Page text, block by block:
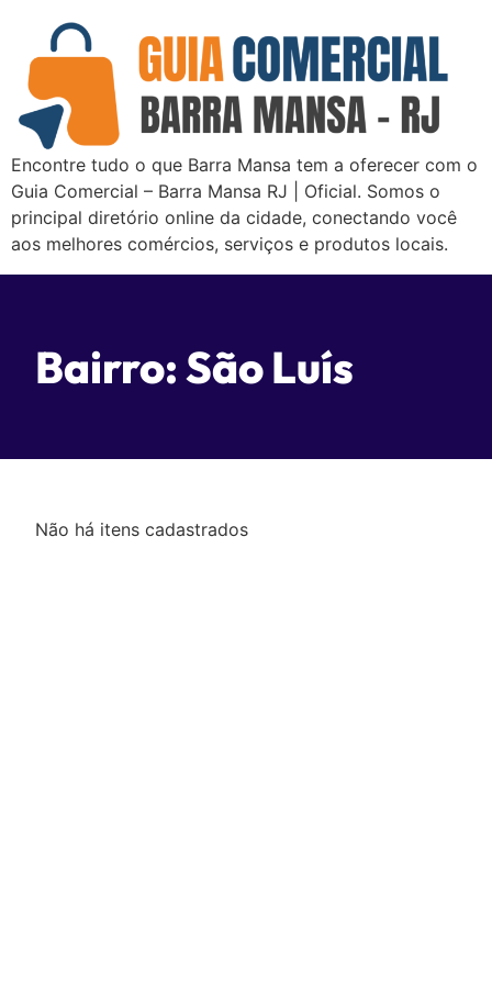
Encontre tudo o que Barra Mansa tem a oferecer com o
Guia Comercial – Barra Mansa RJ | Oficial. Somos o
principal diretório online da cidade, conectando você
aos melhores comércios, serviços e produtos locais.
Bairro: São Luís
Não há itens cadastrados